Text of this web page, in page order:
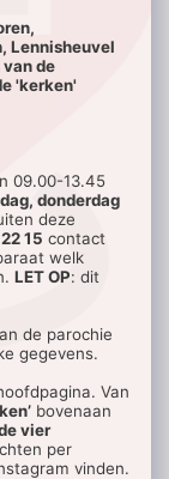
Lennisheuvel
de
'kerken'
09.00-13.45
donderdag
deze
15 contact
welk
LET OP: dit
de parochie
gegevens.
Van
bovenaan
vier
per
vinden.